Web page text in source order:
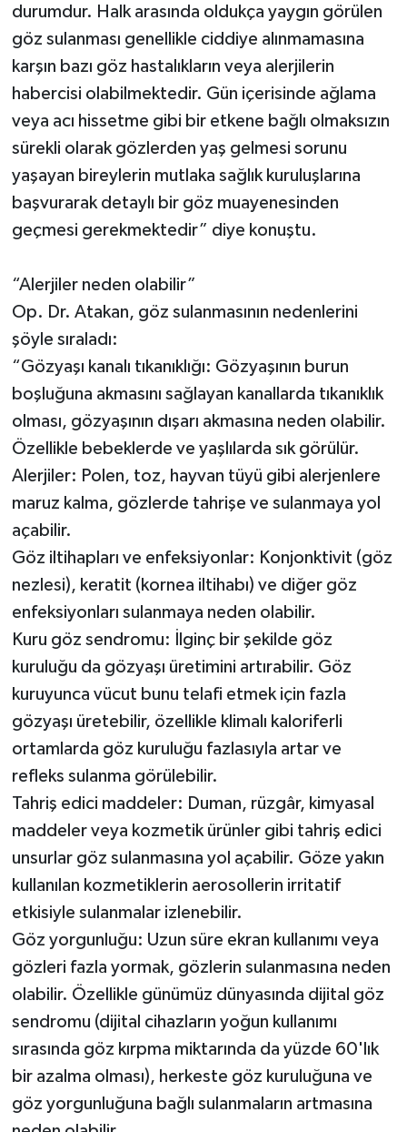
durumdur. Halk arasında oldukça yaygın görülen
göz sulanması genellikle ciddiye alınmamasına
karşın bazı göz hastalıkların veya alerjilerin
habercisi olabilmektedir. Gün içerisinde ağlama
veya acı hissetme gibi bir etkene bağlı olmaksızın
sürekli olarak gözlerden yaş gelmesi sorunu
yaşayan bireylerin mutlaka sağlık kuruluşlarına
başvurarak detaylı bir göz muayenesinden
geçmesi gerekmektedir” diye konuştu.
“Alerjiler neden olabilir”
Op. Dr. Atakan, göz sulanmasının nedenlerini
şöyle sıraladı:
“Gözyaşı kanalı tıkanıklığı: Gözyaşının burun
boşluğuna akmasını sağlayan kanallarda tıkanıklık
olması, gözyaşının dışarı akmasına neden olabilir.
Özellikle bebeklerde ve yaşlılarda sık görülür.
Alerjiler: Polen, toz, hayvan tüyü gibi alerjenlere
maruz kalma, gözlerde tahrişe ve sulanmaya yol
açabilir.
Göz iltihapları ve enfeksiyonlar: Konjonktivit (göz
nezlesi), keratit (kornea iltihabı) ve diğer göz
enfeksiyonları sulanmaya neden olabilir.
Kuru göz sendromu: İlginç bir şekilde göz
kuruluğu da gözyaşı üretimini artırabilir. Göz
kuruyunca vücut bunu telafi etmek için fazla
gözyaşı üretebilir, özellikle klimalı kaloriferli
ortamlarda göz kuruluğu fazlasıyla artar ve
refleks sulanma görülebilir.
Tahriş edici maddeler: Duman, rüzgâr, kimyasal
maddeler veya kozmetik ürünler gibi tahriş edici
unsurlar göz sulanmasına yol açabilir. Göze yakın
kullanılan kozmetiklerin aerosollerin irritatif
etkisiyle sulanmalar izlenebilir.
Göz yorgunluğu: Uzun süre ekran kullanımı veya
gözleri fazla yormak, gözlerin sulanmasına neden
olabilir. Özellikle günümüz dünyasında dijital göz
sendromu (dijital cihazların yoğun kullanımı
sırasında göz kırpma miktarında da yüzde 60'lık
bir azalma olması), herkeste göz kuruluğuna ve
göz yorgunluğuna bağlı sulanmaların artmasına